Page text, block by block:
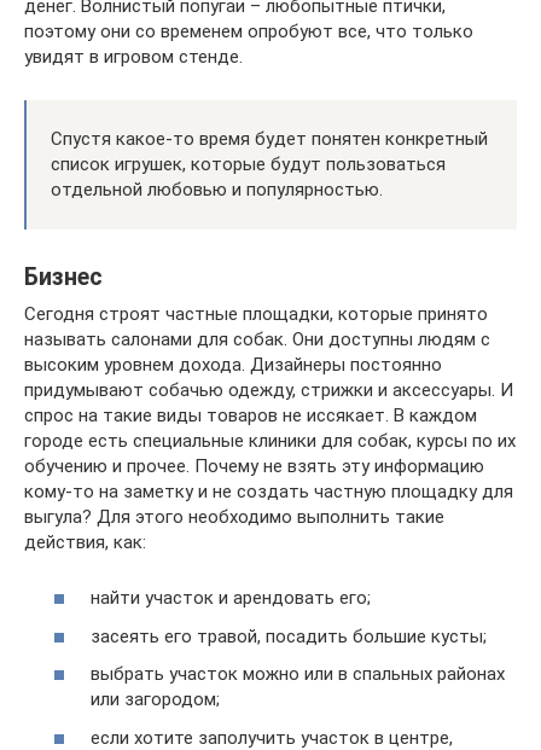
денег. Волнистый попугаи – любопытные птички,
поэтому они со временем опробуют все, что только
увидят в игровом стенде.
Спустя какое-то время будет понятен конкретный
список игрушек, которые будут пользоваться
отдельной любовью и популярностью.
Бизнес
Сегодня строят частные площадки, которые принято
называть салонами для собак. Они доступны людям с
высоким уровнем дохода. Дизайнеры постоянно
придумывают собачью одежду, стрижки и аксессуары. И
спрос на такие виды товаров не иссякает. В каждом
городе есть специальные клиники для собак, курсы по их
обучению и прочее. Почему не взять эту информацию
кому-то на заметку и не создать частную площадку для
выгула? Для этого необходимо выполнить такие
действия, как:
найти участок и арендовать его;
засеять его травой, посадить большие кусты;
выбрать участок можно или в спальных районах
или загородом;
если хотите заполучить участок в центре,